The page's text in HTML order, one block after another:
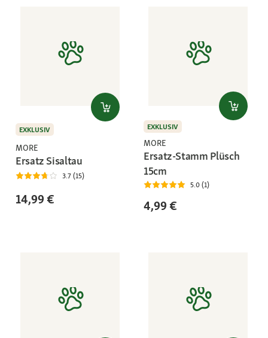
EXKLUSIV
MORE
Ersatz Sisaltau
3.7 (15)
14,99 €
EXKLUSIV
MORE
Ersatz-Stamm Plüsch
15cm
5.0 (1)
4,99 €